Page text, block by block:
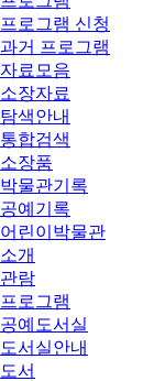
프로그램 신청
과거 프로그램
자료모음
소장자료
탐색안내
통합검색
소장품
박물관기록
공예기록
어린이박물관
소개
관람
프로그램
공예도서실
도서실안내
도서